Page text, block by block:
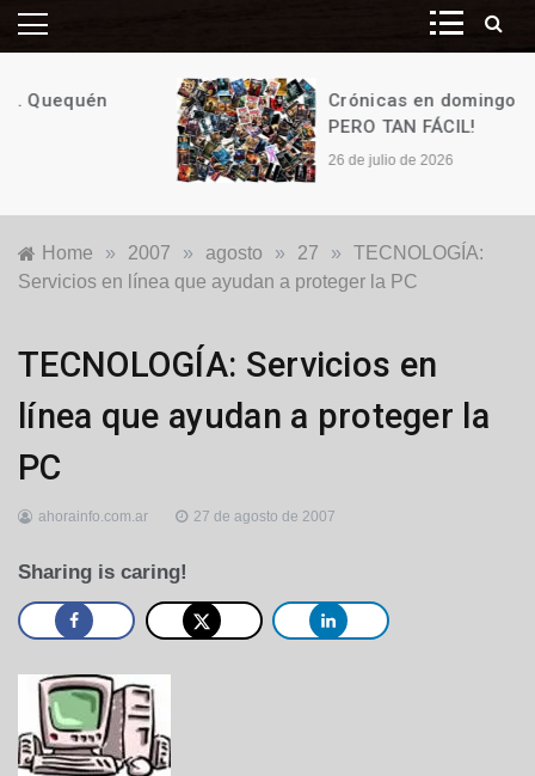
Crónicas en domingo. ¡Y ES TAN,
PERO TAN FÁCIL!
26 de julio de 2026
Home » 2007 » agosto » 27 »
TECNOLOGÍA:
Servicios en línea que ayudan a proteger la PC
Internacionales
TECNOLOGÍA: Servicios en
línea que ayudan a proteger la
PC
ahorainfo.com.ar 27 de agosto de 2007
Sharing is caring!